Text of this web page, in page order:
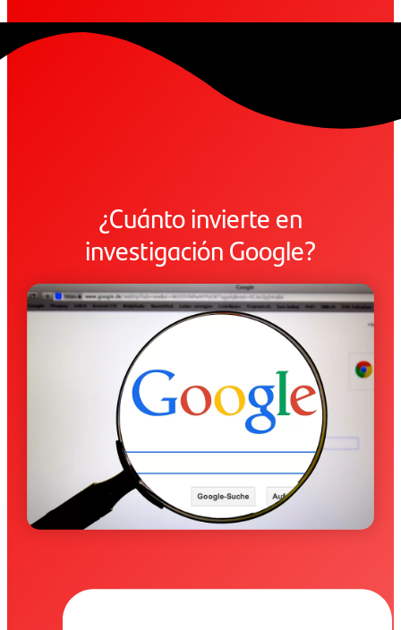
¿Cuánto invierte en
investigación Google?